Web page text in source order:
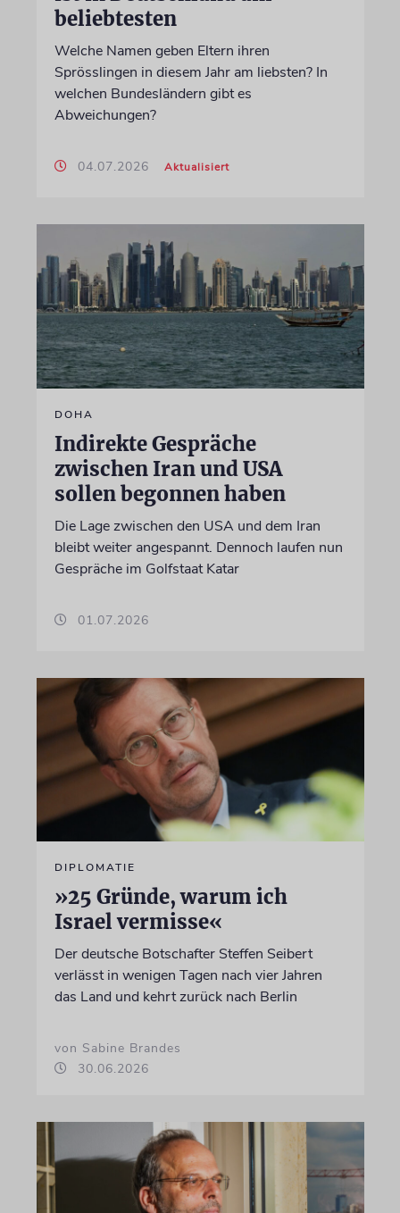
beliebtesten
Welche Namen geben Eltern ihren
Sprösslingen in diesem Jahr am liebsten? In
welchen Bundesländern gibt es
Abweichungen?
04.07.2026 Aktualisiert
DOHA
Indirekte Gespräche
zwischen Iran und USA
sollen begonnen haben
Die Lage zwischen den USA und dem Iran
bleibt weiter angespannt. Dennoch laufen nun
Gespräche im Golfstaat Katar
01.07.2026
DIPLOMATIE
»25 Gründe, warum ich
Israel vermisse«
Der deutsche Botschafter Steffen Seibert
verlässt in wenigen Tagen nach vier Jahren
das Land und kehrt zurück nach Berlin
von Sabine Brandes
30.06.2026